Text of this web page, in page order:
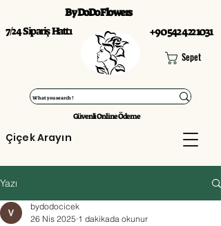
7/24 Sipariş Hattı +90 542 422 1031
By DoDo Flowers
Sepet
Çiçek Arayın
Güvenli Online Ödeme
Yazı
bydodocicek
26 Nis 2025 1 dakikada okunur